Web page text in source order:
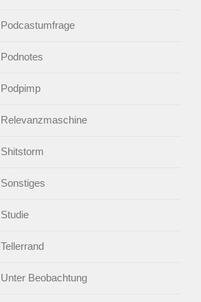
Podcastumfrage
Podnotes
Podpimp
Relevanzmaschine
Shitstorm
Sonstiges
Studie
Tellerrand
Unter Beobachtung